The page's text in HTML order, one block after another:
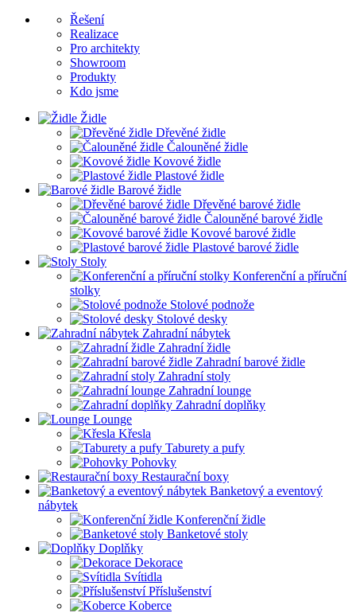
Řešení
Realizace
Pro architekty
Showroom
Produkty
Kdo jsme
Židle
Dřevěné židle
Čalouněné židle
Kovové židle
Plastové židle
Barové židle
Dřevěné barové židle
Čalouněné barové židle
Kovové barové židle
Plastové barové židle
Stoly
Konferenční a příruční
stolky
Stolové podnože
Stolové desky
Zahradní nábytek
Zahradní židle
Zahradní barové židle
Zahradní stoly
Zahradní lounge
Zahradní doplňky
Lounge
Křesla
Taburety a pufy
Pohovky
Restaurační boxy
Banketový a eventový
nábytek
Konferenční židle
Banketové stoly
Doplňky
Dekorace
Svítidla
Příslušenství
Koberce